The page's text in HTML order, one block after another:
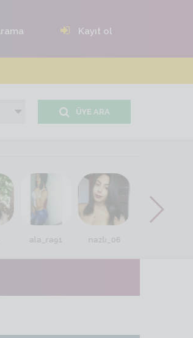
Kayıt ol
ÜYE ARA
ala_ra91 nazlı_06